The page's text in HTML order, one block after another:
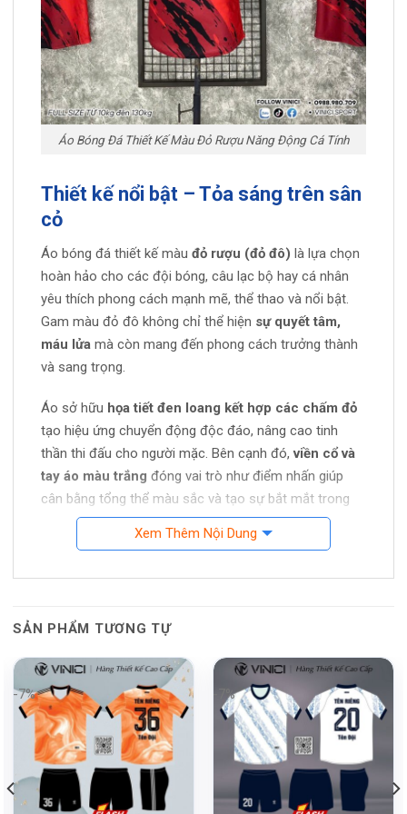
Áo Bóng Đá Thiết Kế Màu Đỏ Rượu Năng Động Cá Tính
Thiết kế nổi bật – Tỏa sáng trên sân
cỏ
Áo bóng đá thiết kế màu đỏ rượu (đỏ đô) là lựa chọn
hoàn hảo cho các đội bóng, câu lạc bộ hay cá nhân
yêu thích phong cách mạnh mẽ, thể thao và nổi bật.
Gam màu đỏ đô không chỉ thể hiện sự quyết tâm,
máu lửa mà còn mang đến phong cách trưởng thành
và sang trọng.
Áo sở hữu họa tiết đen loang kết hợp các chấm đỏ
tạo hiệu ứng chuyển động độc đáo, nâng cao tinh
thần thi đấu cho người mặc. Bên cạnh đó,viền cổ và
tay áo màu trắng đóng vai trò như điểm nhấn giúp
cân bằng tổng thể màu sắc và tạo sự bắt mắt trong
từng chi tiết.
Sản phẩm được làm từ
thi đấu trong điều kiện nắng nóng hay vận động liên
tục, người mặc vẫn cảm thấy khô thoáng và thoải mái.
Áo có đặc tínhco giãn, mềm nhẹ, hỗ trợ cử động linh
hoạt, đặc biệt trong những pha tranh chấp quyết liệt
hay khi di chuyển tốc độ cao.
Form dáng ôm nhẹ
mang đến sự vừa vặn và đảm bảo tính thẩm mỹ trên
Xem Thêm Nội Dung
SẢN PHẨM TƯƠNG TỰ
-7% -7%